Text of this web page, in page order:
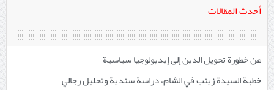
أحدث المقالات
عن خطورة تحويل الدين إلى إيديولوجيا سياسية
خطبة السيدة زينب في الشام، دراسة سندية وتحليل رجالي